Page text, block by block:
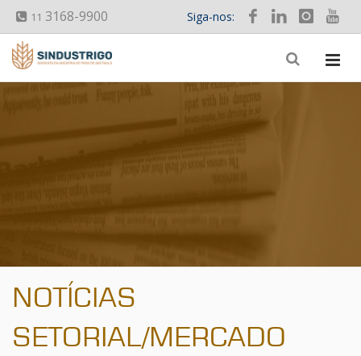
11 3168-9900 Siga-nos:
NOTÍCIAS
SETORIAL/MERCADO